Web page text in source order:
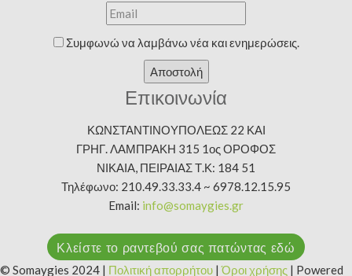
Συμφωνώ να λαμβάνω νέα και ενημερώσεις.
Αποστολή
Επικοινωνία
ΚΩΝΣΤΑΝΤΙΝΟΥΠΟΛΕΩΣ 22 ΚΑΙ
ΓΡΗΓ. ΛΑΜΠΡΑΚΗ 315 1ος ΟΡΟΦΟΣ
ΝΙΚΑΙΑ, ΠΕΙΡΑΙΑΣ Τ.Κ: 184 51
Τηλέφωνο: 210.49.33.33.4 ~ 6978.12.15.95
Email: info@somaygies.gr
Κλείστε το ραντεβού σας πατώντας εδώ
© Somaygies 2024 | Πολιτική απορρήτου |Όροι χρήσης | Powered